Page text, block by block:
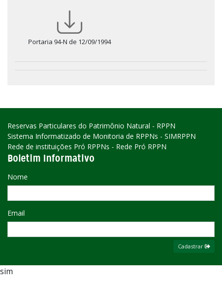
Portaria 94-N de 12/09/1994
Reservas Particulares do Patrimônio Natural - RPPN
Sistema Informatizado de Monitoria de RPPNs - SIMRPPN
Rede de instituições Pró RPPNs - Rede Pró RPPN
Boletim Informativo
Nome
Email
Cadastrar
sim